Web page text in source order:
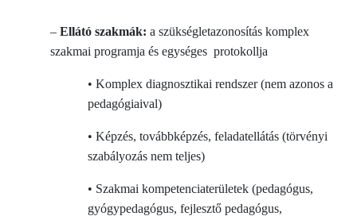
–Ellátó szakmák:a szükségletazonosítás komplex
szakmai programja és egységes protokollja
• Komplex diagnosztikai rendszer (nem azonos a
pedagógiaival)
• Képzés, továbbképzés, feladatellátás (törvényi
szabályozás nem teljes)
• Szakmai kompetenciaterületek (pedagógus,
gyógypedagógus, fejlesztő pedagógus,